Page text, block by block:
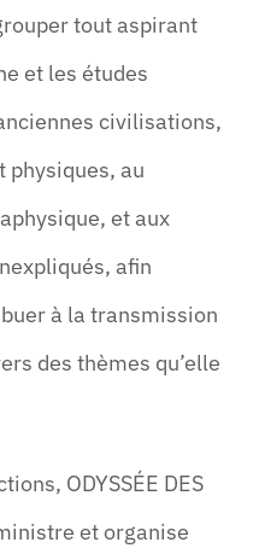
tout aspirant
et les études
civilisations,
physiques, au
et aux
afin
à la transmission
des thèmes qu’elle
ODYSSÉE DES
et organise